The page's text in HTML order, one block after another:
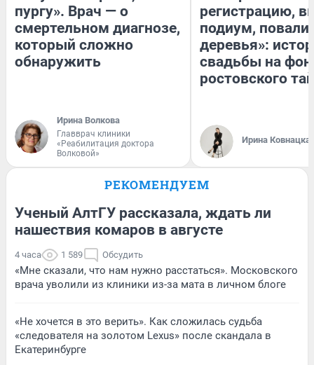
пургу». Врач — о
смертельном диагнозе,
который сложно
обнаружить
Ирина Волкова
Главврач клиники
«Реабилитация доктора
Волковой»
регистрацию,
подиум,
деревья»:
свадьбы на
ростовского
Ирина
РЕКОМЕНДУЕМ
Ученый АлтГУ рассказала, ждать ли
нашествия комаров в августе
4 часа 1 589 Обсудить
«Мне сказали, что нам нужно расстаться». Московского
врача уволили из клиники из-за мата в личном блоге
«Не хочется в это верить». Как сложилась судьба
«следователя на золотом Lexus» после скандала в
Екатеринбурге